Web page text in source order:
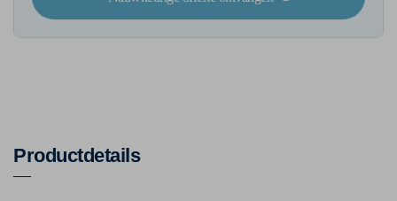
Productdetails